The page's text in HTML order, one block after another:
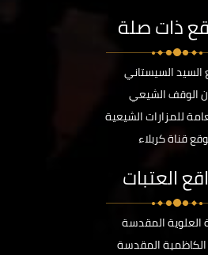
ذات صلة
السيستاني
الوقف الشيعي
للمزارات الشيعية
قناة كربلاء
العتبات
العلوية المقدسة
الكاظمية المقدسة